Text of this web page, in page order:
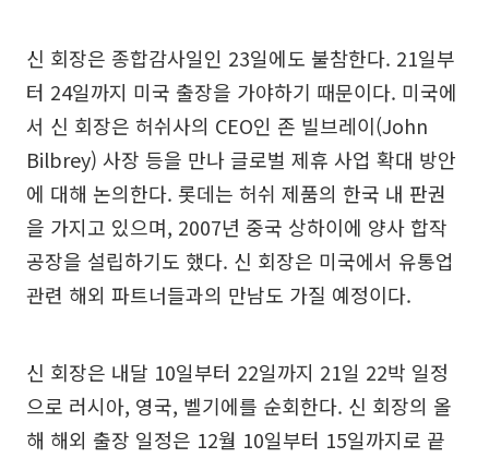
신 회장은 종합감사일인 23일에도 불참한다. 21일부
터 24일까지 미국 출장을 가야하기 때문이다. 미국에
서 신 회장은 허쉬사의 CEO인 존 빌브레이(John
Bilbrey) 사장 등을 만나 글로벌 제휴 사업 확대 방안
에 대해 논의한다. 롯데는 허쉬 제품의 한국 내 판권
을 가지고 있으며, 2007년 중국 상하이에 양사 합작
공장을 설립하기도 했다. 신 회장은 미국에서 유통업
관련 해외 파트너들과의 만남도 가질 예정이다.
신 회장은 내달 10일부터 22일까지 21일 22박 일정
으로 러시아, 영국, 벨기에를 순회한다. 신 회장의 올
해 해외 출장 일정은 12월 10일부터 15일까지로 끝